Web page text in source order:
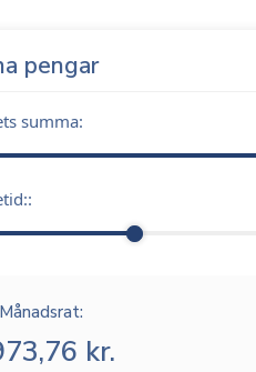
pengar
summa:
Månadsrat:
kr.